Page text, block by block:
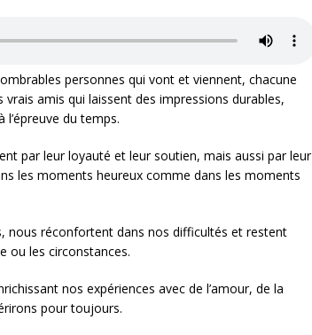
personnes qui vont et viennent, chacune
amis qui laissent des impressions durables,
du temps.
par leur loyauté et leur soutien, mais aussi par leur
les moments heureux comme dans les moments
nous réconfortent dans nos difficultés et restent
ou les circonstances.
nos expériences avec de l’amour, de la
pour toujours.